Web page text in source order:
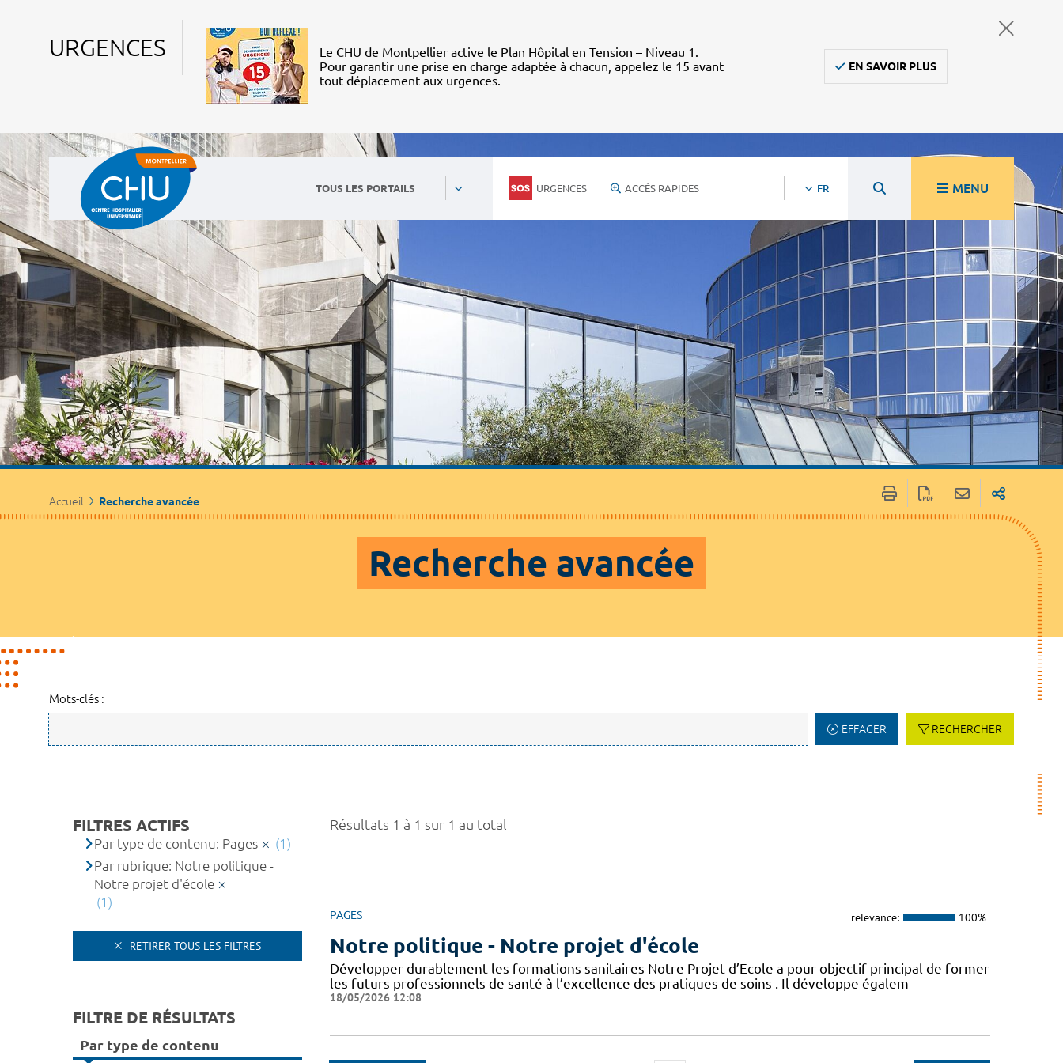
URGENCES
Le CHU de Montpellier active le Plan Hôpital en Tension – Niveau 1.
Pour garantir une prise en charge adaptée à chacun, appelez le 15 avant
tout déplacement aux urgences.
EN SAVOIR PLUS
TOUS LES PORTAILS URGENCES ACCÈS RAPIDES FR MENU
Accueil Recherche avancée
Recherche avancée
Mots-clés :
EFFACER RECHERCHER
Résultats 1 à 1 sur 1 au total
PAGES relevance: 100%
Notre politique - Notre projet d'école
Développer durablement les formations sanitaires Notre Projet d’Ecole a pour objectif principal de former
les futurs professionnels de santé à l’excellence des pratiques de soins . Il développe égalem
18/05/2026 12:08
FILTRES ACTIFS
Par type de contenu: Pages
(1)
Par rubrique: Notre politique -
Notre projet d'école
(1)
RETIRER TOUS LES FILTRES
FILTRE DE RÉSULTATS
Par type de contenu